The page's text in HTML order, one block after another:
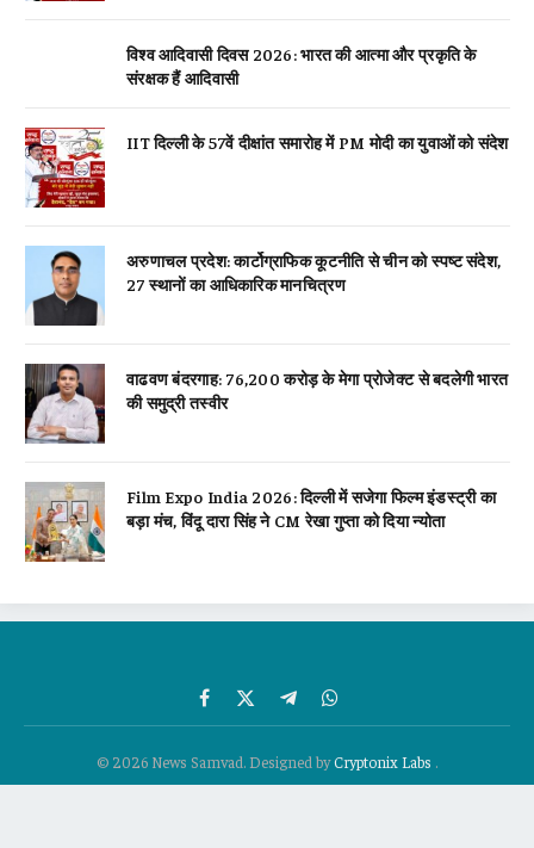
विश्व आदिवासी दिवस 2026: भारत की आत्मा और प्रकृति के
संरक्षक हैं आदिवासी
IIT दिल्ली के 57वें दीक्षांत समारोह में PM मोदी का युवाओं को संदेश
अरुणाचल प्रदेश: कार्टोग्राफिक कूटनीति से चीन को स्पष्ट संदेश,
27 स्थानों का आधिकारिक मानचित्रण
वाढवण बंदरगाह: 76,200 करोड़ के मेगा प्रोजेक्ट से बदलेगी भारत
की समुद्री तस्वीर
Film Expo India 2026: दिल्ली में सजेगा फिल्म इंडस्ट्री का
बड़ा मंच, विंदू दारा सिंह ने CM रेखा गुप्ता को दिया न्योता
Facebook
X
(Twitter)
TelegramWhatsApp
© 2026 News Samvad. Designed byCryptonix Labs .